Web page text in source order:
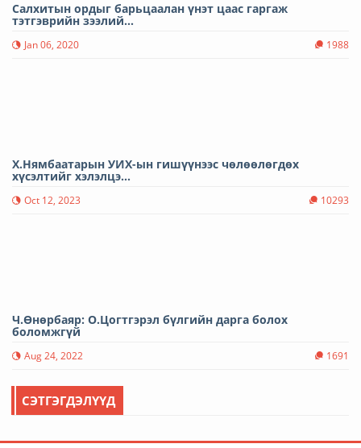
Салхитын ордыг барьцаалан үнэт цаас гаргаж
тэтгэврийн зээлий...
Jan 06, 2020 1988
Х.Нямбаатарын УИХ-ын гишүүнээс чөлөөлөгдөх
хүсэлтийг хэлэлцэ...
Oct 12, 2023 10293
Ч.Өнөрбаяр: О.Цогтгэрэл бүлгийн дарга болох
боломжгүй
Aug 24, 2022 1691
СЭТГЭГДЭЛҮҮД